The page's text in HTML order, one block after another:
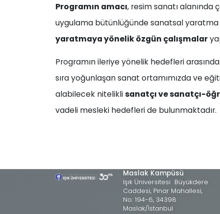
Programın amacı, resim sanatı alanında
uygulama bütünlüğünde sanatsal yaratma
yaratmaya yönelik özgün çalışmalar
Programın ileriye yönelik hedefleri
sıra yoğunlaşan sanat ortamımızda ve
alabilecek niteliklisanatçı ve sanatçı-
vadeli mesleki hedefleri de bulunmaktadır.
Maslak Kampüsü
Işık Üniversitesi Büyükdere
Caddesi, Pınar Mahallesi,
No: 194-6, 34398
Maslak/İstanbul